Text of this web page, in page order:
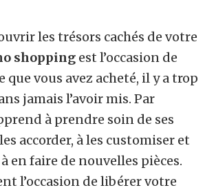
les trésors cachés de votre
shopping est l’occasion de
que vous avez acheté, il y a trop
jamais l’avoir mis. Par
à prendre soin de ses
accorder, à les customiser et
en faire de nouvelles pièces.
l’occasion de libérer votre